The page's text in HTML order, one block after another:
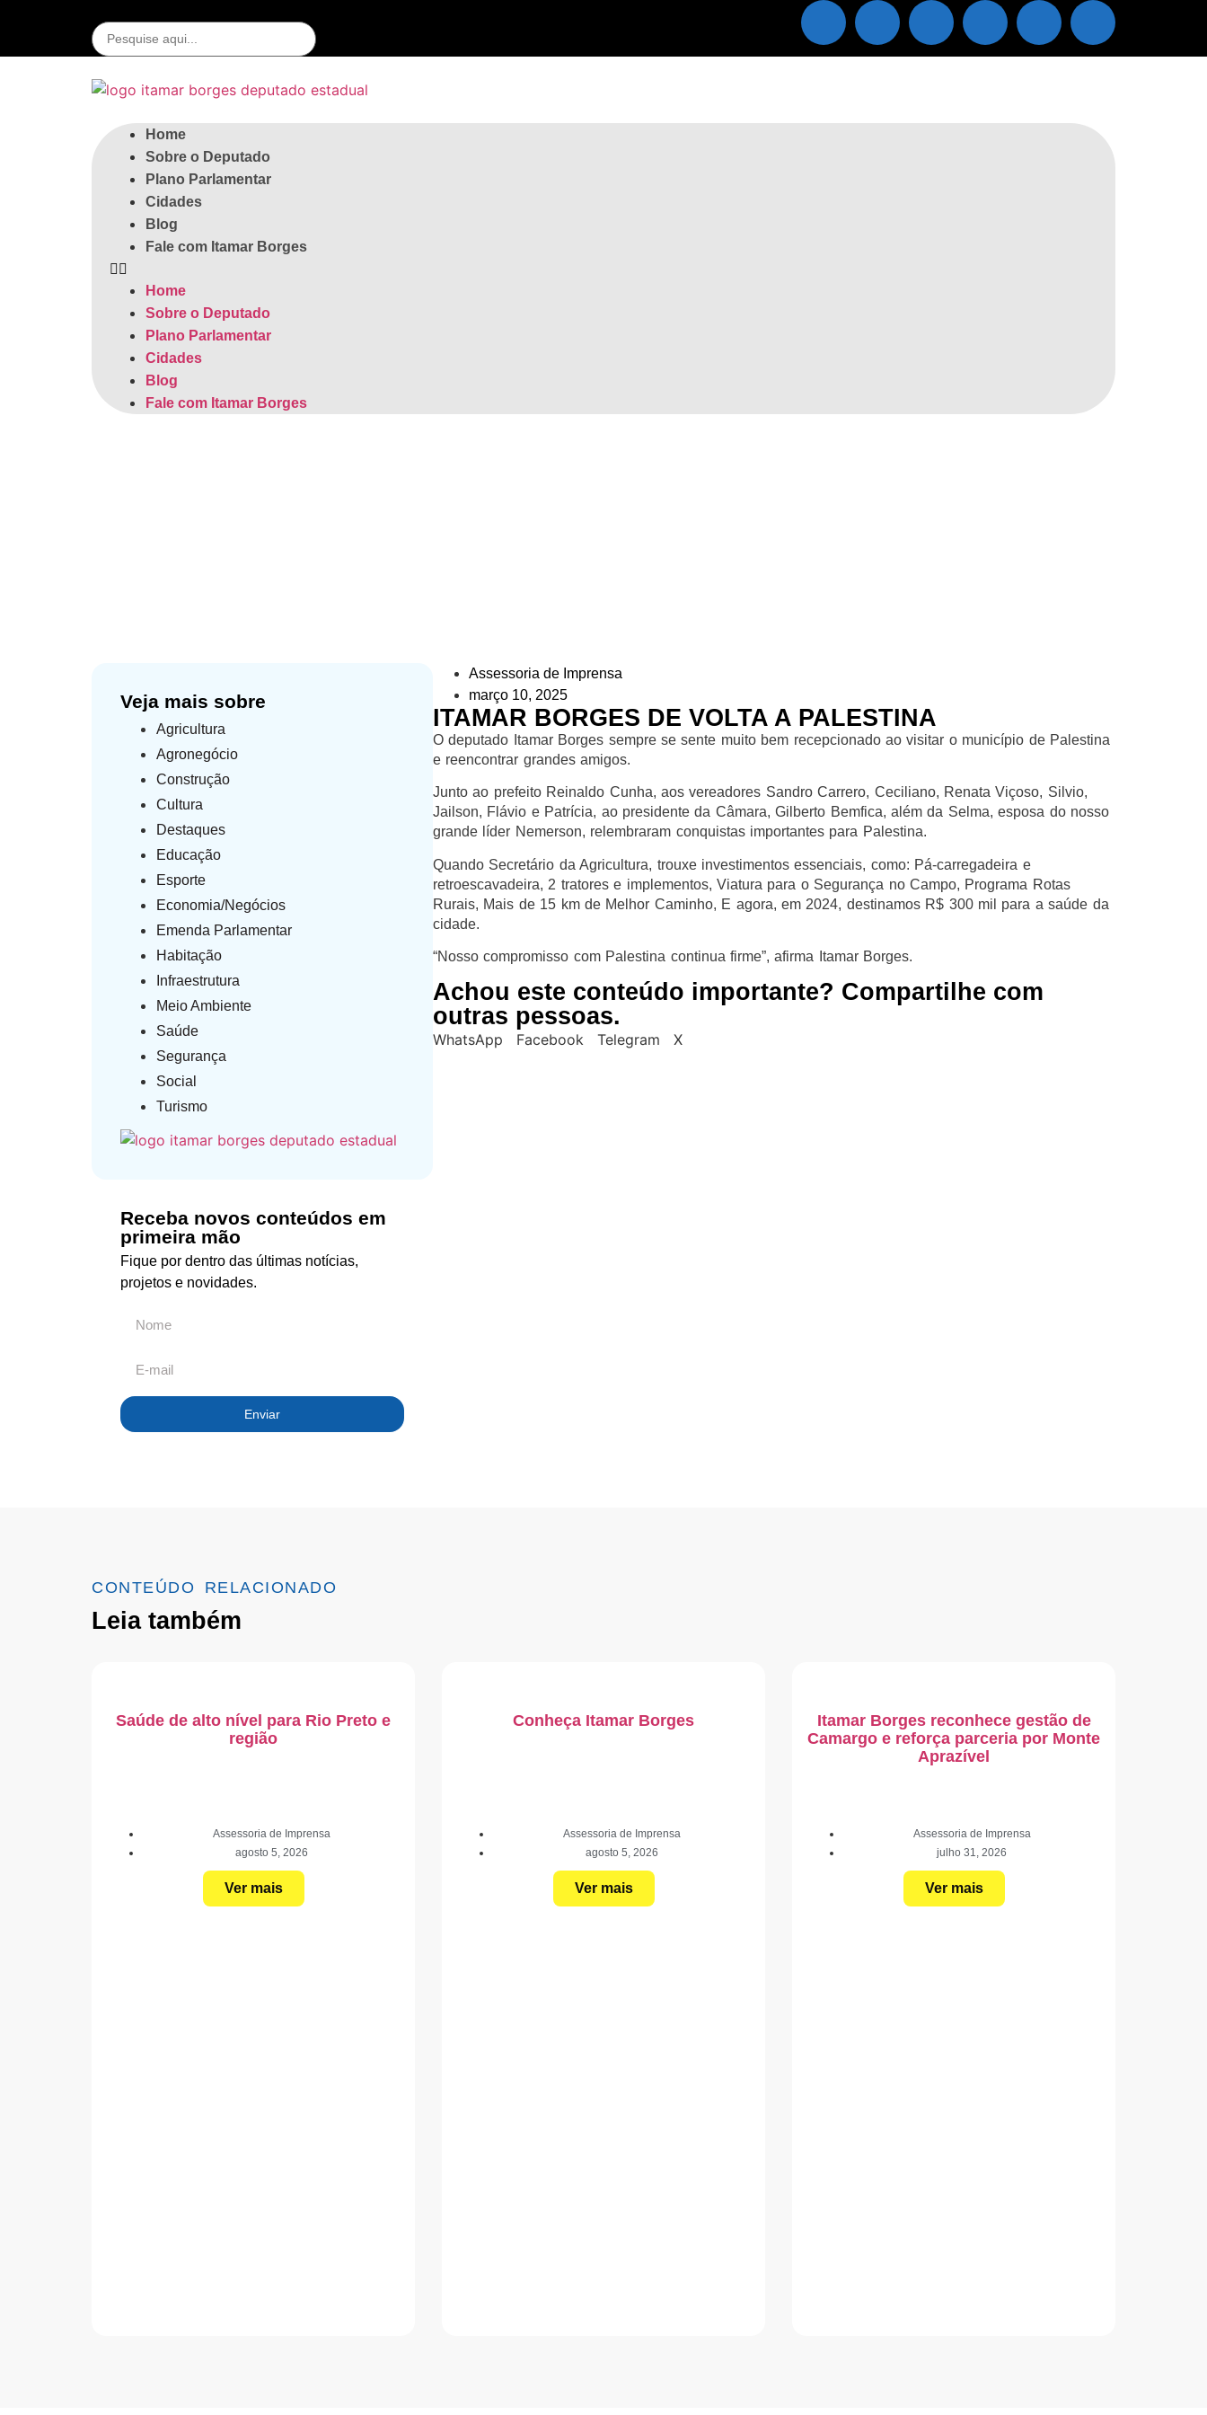
Home
Sobre o Deputado
Plano Parlamentar
Cidades
Blog
Fale com Itamar Borges
Home
Sobre o Deputado
Plano Parlamentar
Cidades
Blog
Fale com Itamar Borges
Veja mais sobre
Agricultura
Agronegócio
Construção
Cultura
Destaques
Educação
Esporte
Economia/Negócios
Emenda Parlamentar
Habitação
Infraestrutura
Meio Ambiente
Saúde
Segurança
Social
Turismo
Receba novos conteúdos em
primeira mão
Fique por dentro das últimas notícias,
projetos e novidades.
Enviar
Assessoria de Imprensa
março 10, 2025
ITAMAR BORGES DE VOLTA A PALESTINA
O deputado Itamar Borges sempre se sente muito bem recepcionado ao visitar o município de Palestina
e reencontrar grandes amigos.
Junto ao prefeito Reinaldo Cunha, aos vereadores Sandro Carrero, Ceciliano, Renata Viçoso, Silvio,
Jailson, Flávio e Patrícia, ao presidente da Câmara, Gilberto Bemfica, além da Selma, esposa do nosso
grande líder Nemerson, relembraram conquistas importantes para Palestina.
Quando Secretário da Agricultura, trouxe investimentos essenciais, como: Pá-carregadeira e
retroescavadeira, 2 tratores e implementos, Viatura para o Segurança no Campo, Programa Rotas
Rurais, Mais de 15 km de Melhor Caminho, E agora, em 2024, destinamos R$ 300 mil para a saúde da
cidade.
“Nosso compromisso com Palestina continua firme”, afirma Itamar Borges.
Achou este conteúdo importante? Compartilhe com
outras pessoas.
WhatsApp Facebook Telegram X
CONTEÚDO RELACIONADO
Leia também
Saúde de alto nível para Rio Preto e
região
Assessoria de Imprensa
agosto 5, 2026
Ver mais
Conheça Itamar Borges
Assessoria de Imprensa
agosto 5, 2026
Ver mais
Itamar Borges reconhece gestão de
Camargo e reforça parceria por Monte
Aprazível
Assessoria de Imprensa
julho 31, 2026
Ver mais